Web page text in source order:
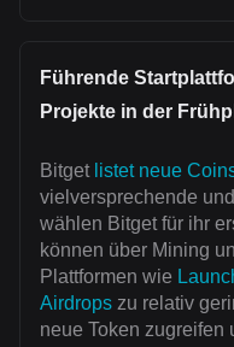
Führende
Projekte in der
Bitget listet neue
vielversprechende
wählen Bitget für ihr
können über Mining
Plattformen wie
Airdrops zu relativ
neue Token zugreifen